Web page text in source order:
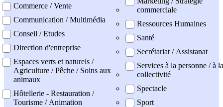
Commerce / Vente
Communication / Multimédia
Conseil / Etudes
Direction d'entreprise
Espaces verts et naturels /
Agriculture / Pêche / Soins aux
animaux
Hôtellerie - Restauration /
Tourisme / Animation
commerciale
Ressources Humaines
Santé
Secrétariat / Assistanat
Services à la personne / à la
collectivité
Spectacle
Sport